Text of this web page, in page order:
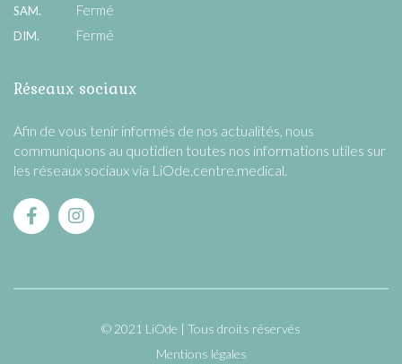
SAM. Fermé
DIM. Fermé
Réseaux sociaux
Afin de vous tenir informés de nos actualités, nous
communiquons au quotidien toutes nos informations utiles sur
les réseaux sociaux via LiOde.centre.medical.
© 2021 LiOde
Tous droits réservés
Mentions légales